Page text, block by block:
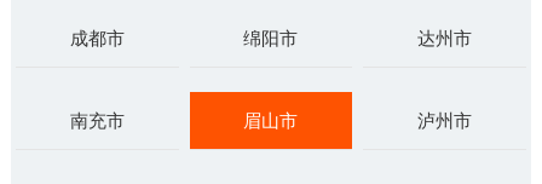
成都市 绵阳市 达州市
南充市 眉山市 泸州市